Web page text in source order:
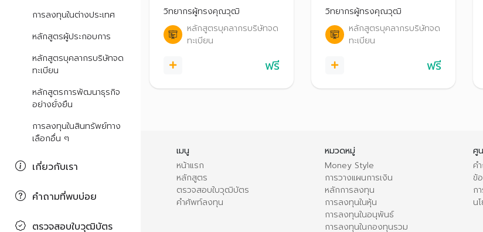
การลงทุนในต่างประเทศ
หลักสูตรผู้ประกอบการ
หลักสูตรบุคลากรบริษัทจด
ทะเบียน
หลักสูตรการพัฒนาธุรกิจ
อย่างยั่งยืน
การลงทุนในสินทรัพย์ทาง
เลือกอื่น ๆ
เกี่ยวกับเรา
คำถามที่พบบ่อย
ตรวจสอบใบวุฒิบัตร
วิทยากรผู้ทรงคุณวุฒิ
หลักสูตรบุคลากรบริษัทจด
ทะเบียน
ฟรี
วิทยากรผู้ทรงคุณวุฒิ
หลักสูตรบุคลากรบริษัทจด
ทะเบียน
ฟรี
เมนู
หน้าแรก
หลักสูตร
ตรวจสอบใบวุฒิบัตร
คำศัพท์ลงทุน
หมวดหมู่
Money Style
การวางแผนการเงิน
หลักการลงทุน
การลงทุนในหุ้น
การลงทุนในอนุพันธ์
การลงทุนในกองทุนรวม
ศู
ค
ข้
ก
น